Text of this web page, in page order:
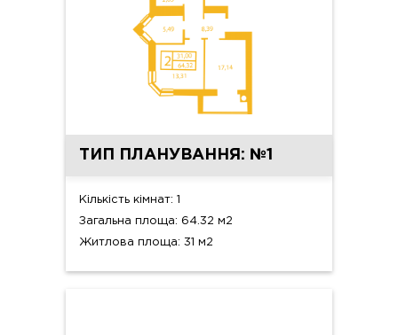
ТИП ПЛАНУВАННЯ: №1
Кількість кімнат: 1
Загальна площа: 64.32 м2
Житлова площа: 31 м2